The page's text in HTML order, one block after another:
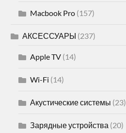
Macbook Pro (157)
АКСЕССУАРЫ (237)
Apple TV (14)
Wi-Fi (14)
Акустические системы (23)
Зарядные устройства (20)